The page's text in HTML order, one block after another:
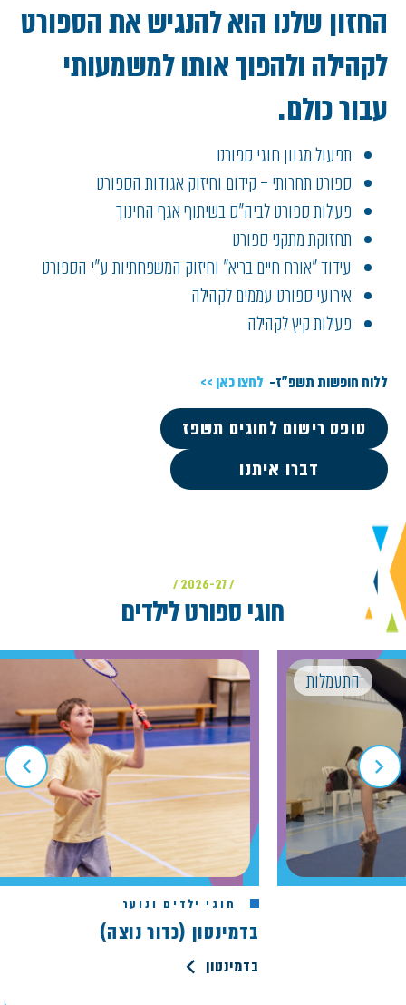
החזון שלנו הוא להנגיש את הספורט
לקהילה ולהפוך אותו למשמעותי
עבור כולם .
תפעול מגוון חוגי ספורט
ספורט תחרותי – קידום וחיזוק אגודות הספורט
פעילות ספורט לביה"ס בשיתוף אגף החינוך
תחזוקת מתקני ספורט
עידוד "אורח חיים בריא" וחיזוק המשפחתיות ע"י הספורט
אירועי ספורט עממים לקהילה
פעילות קיץ לקהילה
ללוח חופשות תשפ"ז- לחצו כאן >>
טופס רישום לחוגים תשפז
דברו איתנו
/ 2026-27 /
חוגי ספורט לילדים
חוגי ילדים ונוער
בדמינטון (כדור נוצה)
בדמינטון